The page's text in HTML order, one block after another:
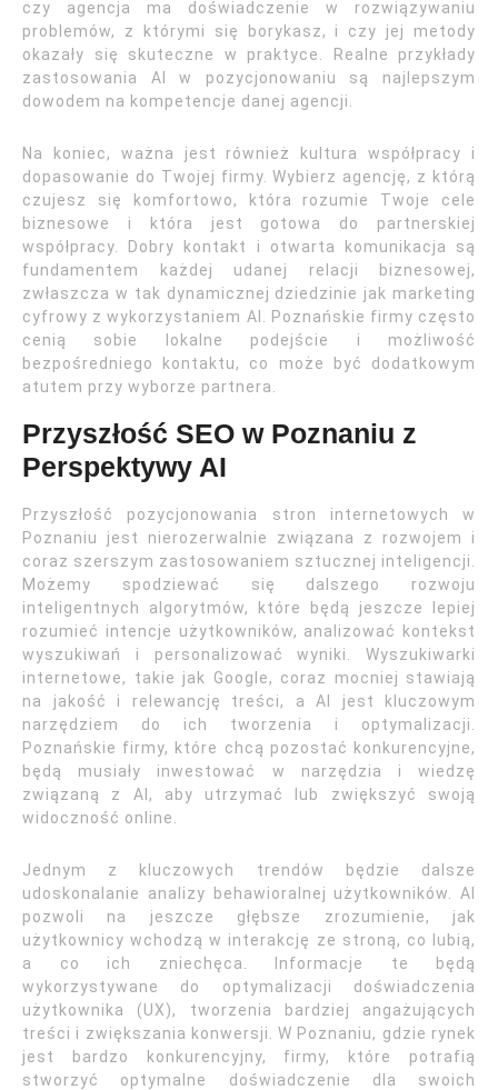
czy agencja ma doświadczenie w rozwiązywaniu
problemów, z którymi się borykasz, i czy jej metody
okazały się skuteczne w praktyce. Realne przykłady
zastosowania AI w pozycjonowaniu są najlepszym
dowodem na kompetencje danej agencji.
Na koniec, ważna jest również kultura współpracy i
dopasowanie do Twojej firmy. Wybierz agencję, z którą
czujesz się komfortowo, która rozumie Twoje cele
biznesowe i która jest gotowa do partnerskiej
współpracy. Dobry kontakt i otwarta komunikacja są
fundamentem każdej udanej relacji biznesowej,
zwłaszcza w tak dynamicznej dziedzinie jak marketing
cyfrowy z wykorzystaniem AI. Poznańskie firmy często
cenią sobie lokalne podejście i możliwość
bezpośredniego kontaktu, co może być dodatkowym
atutem przy wyborze partnera.
Przyszłość SEO w Poznaniu z
Perspektywy AI
Przyszłość pozycjonowania stron internetowych w
Poznaniu jest nierozerwalnie związana z rozwojem i
coraz szerszym zastosowaniem sztucznej inteligencji.
Możemy spodziewać się dalszego rozwoju
inteligentnych algorytmów, które będą jeszcze lepiej
rozumieć intencje użytkowników, analizować kontekst
wyszukiwań i personalizować wyniki. Wyszukiwarki
internetowe, takie jak Google, coraz mocniej stawiają
na jakość i relewancję treści, a AI jest kluczowym
narzędziem do ich tworzenia i optymalizacji.
Poznańskie firmy, które chcą pozostać konkurencyjne,
będą musiały inwestować w narzędzia i wiedzę
związaną z AI, aby utrzymać lub zwiększyć swoją
widoczność online.
Jednym z kluczowych trendów będzie dalsze
udoskonalanie analizy behawioralnej użytkowników. AI
pozwoli na jeszcze głębsze zrozumienie, jak
użytkownicy wchodzą w interakcję ze stroną, co lubią,
a co ich zniechęca. Informacje te będą
wykorzystywane do optymalizacji doświadczenia
użytkownika (UX), tworzenia bardziej angażujących
treści i zwiększania konwersji. W Poznaniu, gdzie rynek
jest bardzo konkurencyjny, firmy, które potrafią
stworzyć optymalne doświadczenie dla swoich